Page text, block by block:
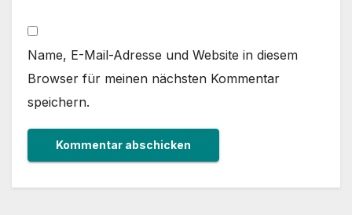
Name, E-Mail-Adresse und Website in diesem
Browser für meinen nächsten Kommentar
speichern.